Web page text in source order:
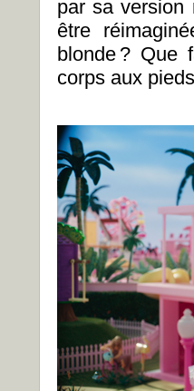
par sa version
être
blonde ? Que
corps aux